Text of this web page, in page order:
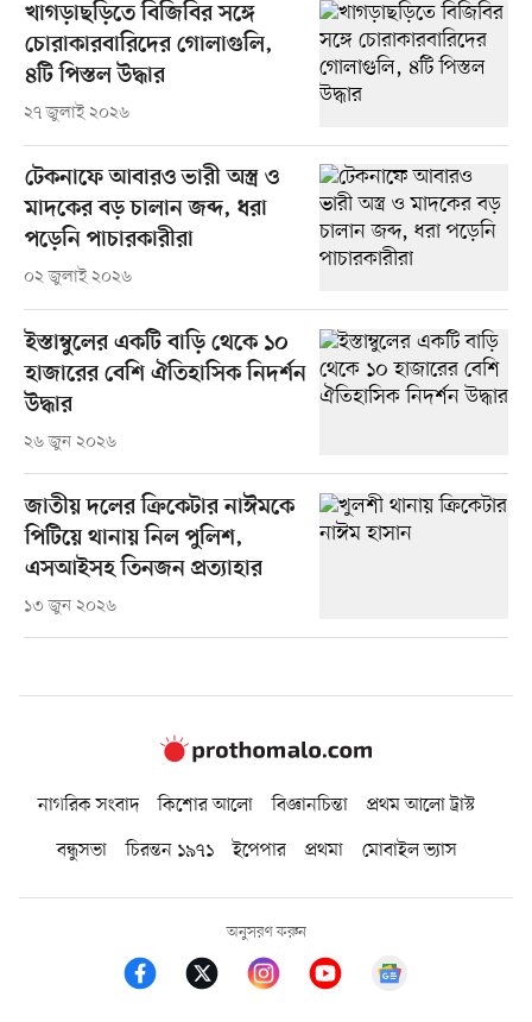
খাগড়াছড়িতে বিজিবির সঙ্গে
চোরাকারবারিদের গোলাগুলি,
৪টি পিস্তল উদ্ধার
২৭ জুলাই ২০২৬
টেকনাফে আবারও ভারী অস্ত্র ও
মাদকের বড় চালান জব্দ, ধরা
পড়েনি পাচারকারীরা
০২ জুলাই ২০২৬
ইস্তাম্বুলের একটি বাড়ি থেকে ১০
হাজারের বেশি ঐতিহাসিক নিদর্শন
উদ্ধার
২৬ জুন ২০২৬
জাতীয় দলের ক্রিকেটার নাঈমকে
পিটিয়ে থানায় নিল পুলিশ,
এসআইসহ তিনজন প্রত্যাহার
১৩ জুন ২০২৬
নাগরিক সংবাদ কিশোর আলো বিজ্ঞানচিন্তা
প্রথম আলো ট্রাস্ট
বন্ধুসভা
চিরন্তন ১৯৭১ ইপেপার প্রথমা মোবাইল ভ্যাস
অনুসরণ করুন